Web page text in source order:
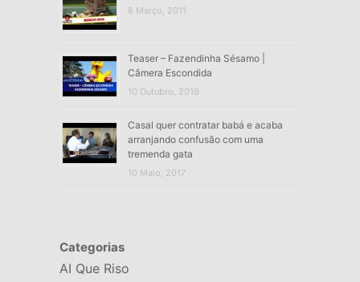
8 Março, 2011
Teaser – Fazendinha Sésamo |
Câmera Escondida
10 Outubro, 2019
Casal quer contratar babá e acaba
arranjando confusão com uma
tremenda gata
10 Maio, 2017
Categorias
AI Que Riso